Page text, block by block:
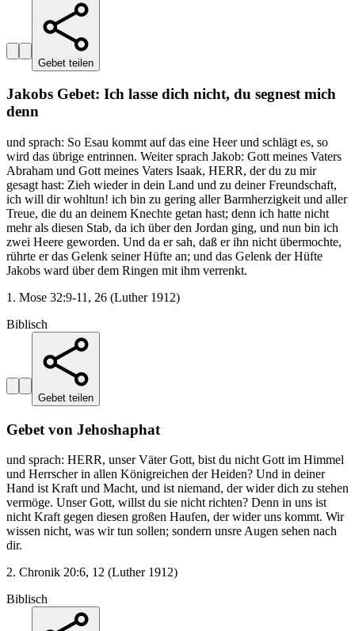
Gebet teilen
Jakobs Gebet: Ich lasse dich nicht, du segnest mich
denn
und sprach: So Esau kommt auf das eine Heer und schlägt es, so
wird das übrige entrinnen. Weiter sprach Jakob: Gott meines Vaters
Abraham und Gott meines Vaters Isaak, HERR, der du zu mir
gesagt hast: Zieh wieder in dein Land und zu deiner Freundschaft,
ich will dir wohltun! ich bin zu gering aller Barmherzigkeit und aller
Treue, die du an deinem Knechte getan hast; denn ich hatte nicht
mehr als diesen Stab, da ich über den Jordan ging, und nun bin ich
zwei Heere geworden. Und da er sah, daß er ihn nicht übermochte,
rührte er das Gelenk seiner Hüfte an; und das Gelenk der Hüfte
Jakobs ward über dem Ringen mit ihm verrenkt.
1. Mose 32:9-11, 26 (Luther 1912)
Biblisch
Gebet teilen
Gebet von Jehoshaphat
und sprach: HERR, unser Väter Gott, bist du nicht Gott im Himmel
und Herrscher in allen Königreichen der Heiden? Und in deiner
Hand ist Kraft und Macht, und ist niemand, der wider dich zu stehen
vermöge. Unser Gott, willst du sie nicht richten? Denn in uns ist
nicht Kraft gegen diesen großen Haufen, der wider uns kommt. Wir
wissen nicht, was wir tun sollen; sondern unsre Augen sehen nach
dir.
2. Chronik 20:6, 12 (Luther 1912)
Biblisch